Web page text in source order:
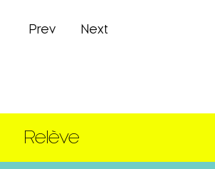
Prev Next
Relève